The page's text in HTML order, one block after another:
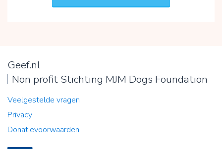
Geef.nl
Non profit Stichting MJM Dogs Foundation
Veelgestelde vragen
Privacy
Donatievoorwaarden